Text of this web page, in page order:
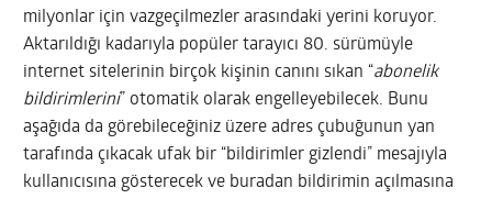
milyonlar için vazgeçilmezler arasındaki yerini koruyor.
Aktarıldığı kadarıyla popüler tarayıcı 80. sürümüyle
internet sitelerinin birçok kişinin canını sıkan “abonelik
bildirimlerini” otomatik olarak engelleyebilecek. Bunu
aşağıda da görebileceğiniz üzere adres çubuğunun yan
tarafında çıkacak ufak bir “bildirimler gizlendi” mesajıyla
kullanıcısına gösterecek ve buradan bildirimin açılmasına